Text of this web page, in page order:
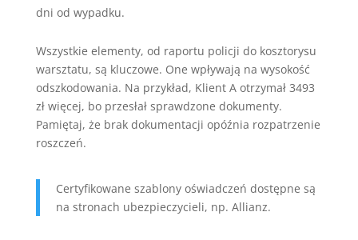
dni od wypadku.
Wszystkie elementy, od raportu policji do kosztorysu
warsztatu, są kluczowe. One wpływają na wysokość
odszkodowania. Na przykład, Klient A otrzymał 3493
zł więcej, bo przesłał sprawdzone dokumenty.
Pamiętaj, że brak dokumentacji opóźnia rozpatrzenie
roszczeń.
Certyfikowane szablony oświadczeń dostępne są
na stronach ubezpieczycieli, np. Allianz.